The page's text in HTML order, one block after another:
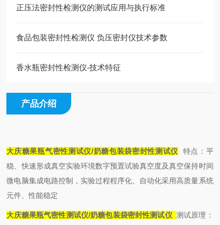
正压法密封性检测仪的测试应用与执行标准
食品包装密封性检测仪 负压密封仪技术参数
香水瓶密封性检测仪-技术特征
产品介绍
大庆糖果瓶气密性测试仪/奶糖包装袋密封性测试仪 特点： 平
稳、快速形成真空实验环境数字预置试验真空度及真空保持时间
微电脑集成电路控制，实验过程程序化、自动化采用高质量系统
元件、性能稳定
大庆糖果瓶气密性测试仪/奶糖包装袋密封性测试仪 测试原理：